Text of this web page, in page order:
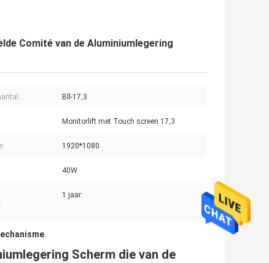
Comité van de Aluminiumlegering
Bll-17,3
Monitorlift met Touch screen 17,3
1920*1080
40W
1 jaar
Scherm die van de